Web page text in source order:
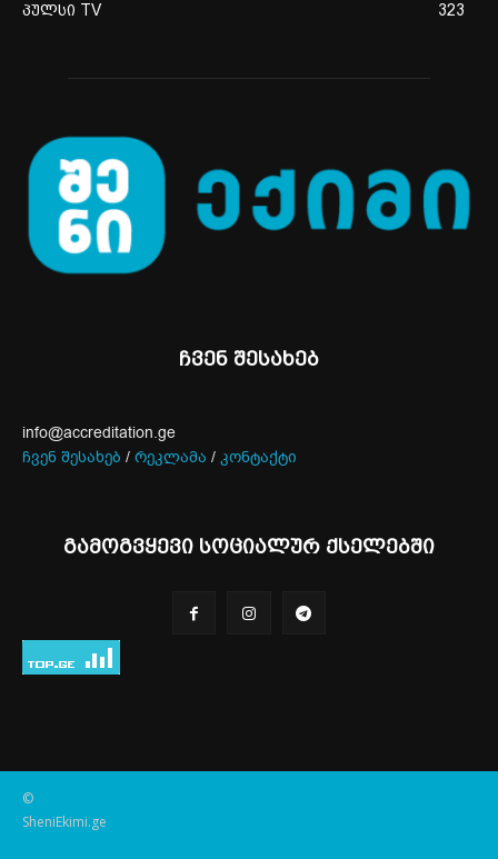
პულსი TV
323
ჩვენ შესახებ
info@accreditation.ge
ჩვენ შესახებ / რეკლამა / კონტაქტი
გამოგვყევი სოციალურ ქსელებში
©
SheniEkimi.ge